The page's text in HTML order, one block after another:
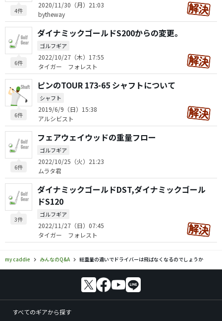
4件
2020/11/30（月）21:03
bytheway
6件
ダイナミックゴールドS200からの変更。
ゴルフギア
2022/10/27（木）17:55
タイガー フォレスト
6件
ピンのTOUR 173-65 シャフトについて
シャフト
2019/6/9（日）15:38
アルシビスト
6件
フェアウェイウッドの重量フロー
ゴルフギア
2022/10/25（火）21:23
ムラタ君
3件
ダイナミックゴールドDST,ダイナミックゴール
ドS120
ゴルフギア
2022/11/27（日）07:45
タイガー フォレスト
my caddie みんなのQ&A 総重量の違いでドライバーは飛ばなくなるのでしょうか
すべてのギアから探す